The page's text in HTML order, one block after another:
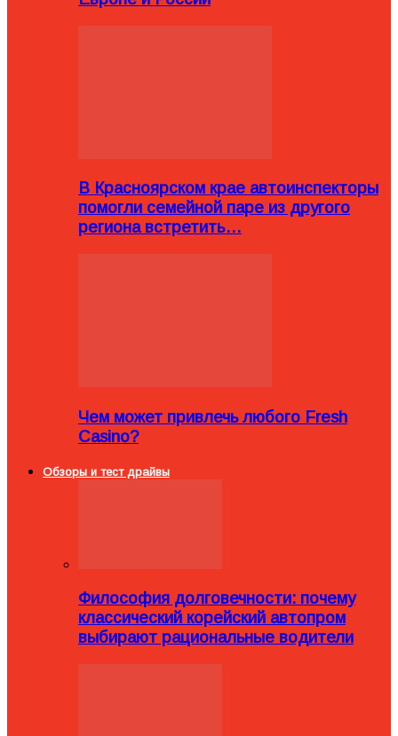
В Красноярском крае автоинспекторы
помогли семейной паре из другого
региона встретить…
Чем может привлечь любого Fresh
Casino?
Обзоры и тест драйвы
Философия долговечности: почему
классический корейский автопром
выбирают рациональные водители